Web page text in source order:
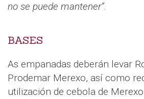
no se puede mantener”.
BASES
As empanadas deberán levar
Prodemar Merexo, así como
utilización de cebola de